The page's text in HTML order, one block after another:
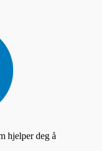
hjelper deg å